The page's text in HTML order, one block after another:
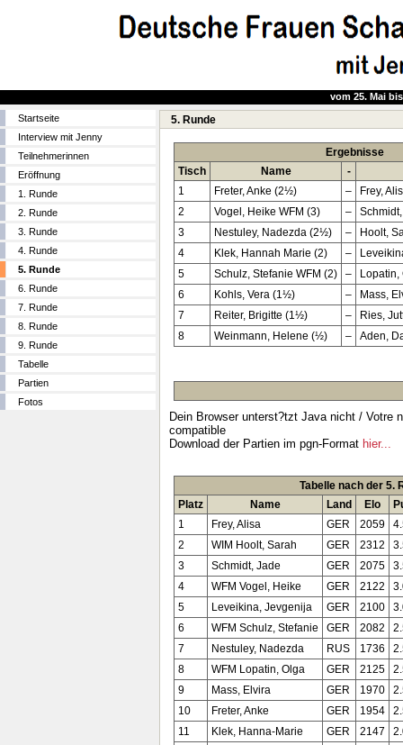
vom 25. Mai
Startseite
Interview mit Jenny
Teilnehmerinnen
Eröffnung
1. Runde
2. Runde
3. Runde
4. Runde
5. Runde
6. Runde
7. Runde
8. Runde
9. Runde
Tabelle
Partien
Fotos
5. Runde
Ergebnisse
Tisch
Name
-
1
Freter, Anke (2½) –
Frey,
2
Vogel, Heike WFM (3) –
3
Nestuley, Nadezda (2½) –
Hoolt,
4
Klek, Hannah Marie (2) –
5
Schulz, Stefanie WFM (2) –
Lopatin,
6
Kohls, Vera (1½) –
Mass,
7
Reiter, Brigitte (1½) –
Ries,
8
Weinmann, Helene (½) – Aden,
Dein Browser unterst?tzt Java nicht / Votre
compatible
Download der Partien im pgn-Format hier...
Tabelle nach der 5.
Platz
Name Land Elo
1
Frey, Alisa GER 2059
2
WIM Hoolt, Sarah GER 2312
3
Schmidt, Jade GER 2075
4
WFM Vogel, Heike GER 2122
5
Leveikina, Jevgenija GER 2100
6
WFM Schulz, Stefanie GER 2082
7
Nestuley, Nadezda RUS 1736
8
WFM Lopatin, Olga GER 2125
9
Mass, Elvira GER 1970
10
Freter, Anke GER 1954
11
Klek, Hanna-Marie GER 2147